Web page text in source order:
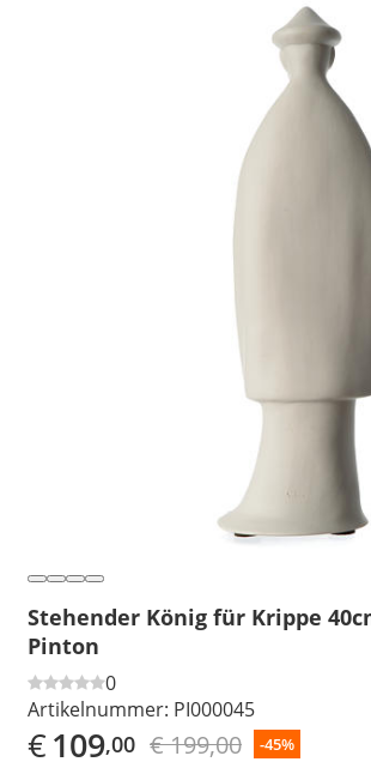
Stehender König für Krippe
Pinton
0
Artikelnummer: PI000045
€109,00 € 199,00 -45%